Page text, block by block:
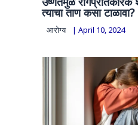
त्याचा ताण कसा टाळावा?
आरोग्य | April 10, 2024